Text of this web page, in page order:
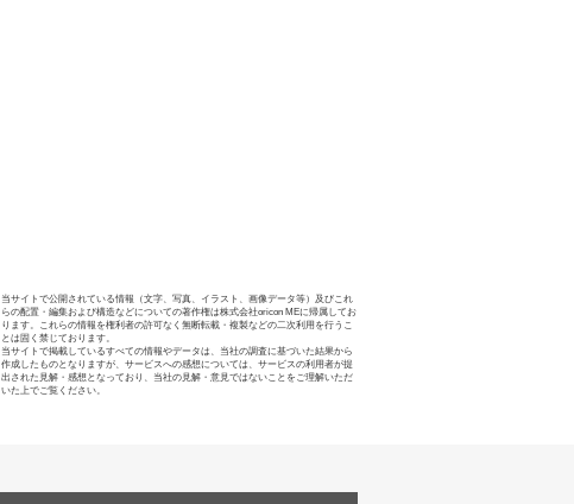
当サイトで公開されている情報（文字、写真、イラスト、画像データ等）及びこれ
らの配置・編集および構造などについての著作権は株式会社oricon MEに帰属してお
ります。これらの情報を権利者の許可なく無断転載・複製などの二次利用を行うこ
とは固く禁じております。
当サイトで掲載しているすべての情報やデータは、当社の調査に基づいた結果から
作成したものとなりますが、サービスへの感想については、サービスの利用者が提
出された見解・感想となっており、当社の見解・意見ではないことをご理解いただ
いた上でご覧ください。